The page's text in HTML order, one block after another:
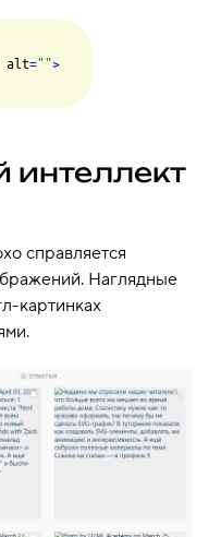
alt="">
интеллект
справляется
Наглядные
картинках